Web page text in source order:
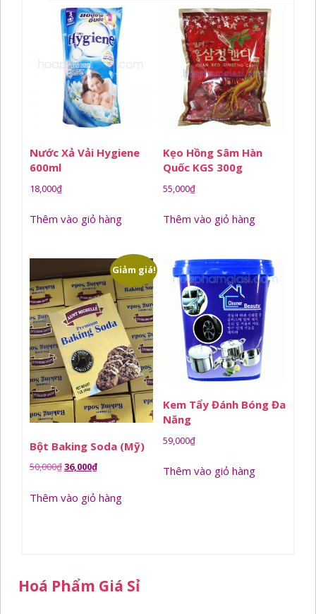
Nước Xả Vải Hygiene
600ml
18,000₫
Thêm vào giỏ hàng
Kẹo Hồng Sâm Hàn
Quốc KGS 300g
55,000₫
Thêm vào giỏ hàng
Giảm giá!
Bột Baking Soda (Mỹ)
50,000₫Giá
là:
36,000₫Giá
tại
Thêm vào giỏ hàng
Kem Tẩy Đánh Bóng Đa
Năng
59,000₫
Thêm vào giỏ hàng
Hoá Phẩm Giá Sỉ